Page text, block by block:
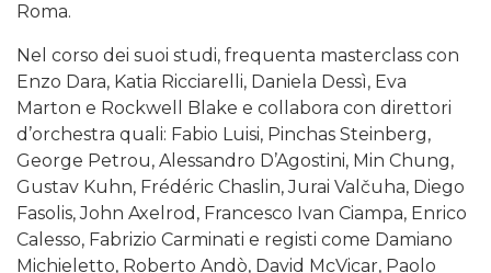
Roma.
Nel corso dei suoi studi, frequenta masterclass con
Enzo Dara, Katia Ricciarelli, Daniela Dessì, Eva
Marton e Rockwell Blake e collabora con direttori
d’orchestra quali: Fabio Luisi, Pinchas Steinberg,
George Petrou, Alessandro D’Agostini, Min Chung,
Gustav Kuhn, Frédéric Chaslin, Jurai Valčuha, Diego
Fasolis, John Axelrod, Francesco Ivan Ciampa, Enrico
Calesso, Fabrizio Carminati e registi come Damiano
Michieletto, Roberto Andò, David McVicar, Paolo